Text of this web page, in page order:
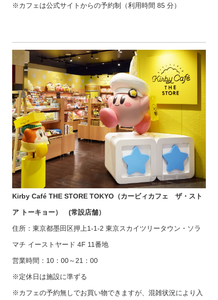
※カフェは公式サイトからの予約制（利用時間 85 分）
Kirby Café THE STORE TOKYO（カービィカフェ ザ・スト
ア トーキョー） (常設店舗）
住所：東京都墨田区押上1-1-2 東京スカイツリータウン・ソラ
マチ イーストヤード 4F 11番地
営業時間：10：00～21：00
※定休日は施設に準ずる
※カフェの予約無しでお買い物できますが、混雑状況により入